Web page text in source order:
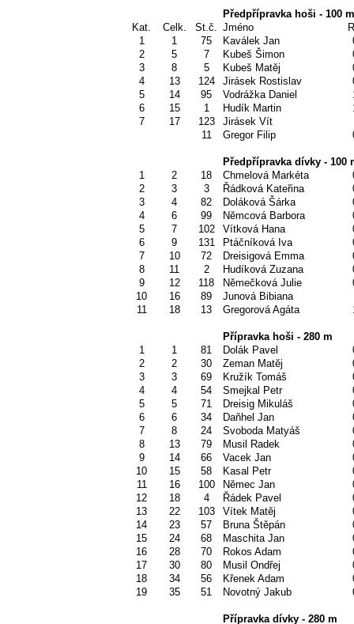
Předpřípravka hoši - 100 m
Kat.
Celk. St.č. Jméno
1
1 75 Kaválek Jan
2
5 7 Kubeš Šimon
3
8 5 Kubeš Matěj
4
13 124 Jirásek Rostislav
5
14 95 Vodrážka Daniel
6
15 1 Hudík Martin
7
17 123 Jirásek Vít
11
Gregor Filip
Předpřípravka dívky - 100
1
2 18 Chmelová Markéta
2
3 3 Řádková Kateřina
3
4 82 Doláková Šárka
4
6 99 Němcová Barbora
5
7 102 Vítková Hana
6
9 131 Ptáčníková Iva
7
10 72 Dreisigová Emma
8
11 2 Hudíková Zuzana
9
12 118 Němečková Julie
10
16 89 Junová Bibiana
11
18 13 Gregorová Agáta
Přípravka hoši - 280 m
1
1 81 Dolák Pavel
2
2 30 Zeman Matěj
3
3 69 Kružík Tomáš
4
4 54 Smejkal Petr
5
5 71 Dreisig Mikuláš
6
6 34 Daňhel Jan
7
8 24 Svoboda Matyáš
8
13 79 Musil Radek
9
14 66 Vacek Jan
10
15 58 Kasal Petr
11
16 100 Němec Jan
12
18 4 Řádek Pavel
13
22 103 Vítek Matěj
14
23 57 Bruna Štěpán
15
24 68 Maschita Jan
16
28 70 Rokos Adam
17
30 80 Musil Ondřej
18
34 56 Křenek Adam
19
35 51 Novotný Jakub
Přípravka dívky - 280 m